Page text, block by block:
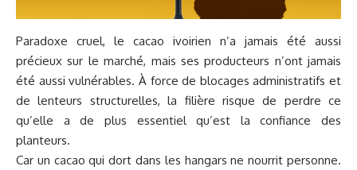
Paradoxe cruel, le cacao ivoirien n’a jamais été aussi
précieux sur le marché, mais ses producteurs n’ont jamais
été aussi vulnérables. À force de blocages administratifs et
de lenteurs structurelles, la filière risque de perdre ce
qu’elle a de plus essentiel qu’est la confiance des
planteurs.
Car un cacao qui dort dans les hangars ne nourrit personne.